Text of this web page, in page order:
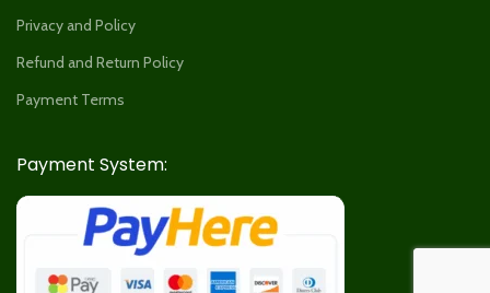
Privacy and Policy
Refund and Return Policy
Payment Terms
Payment System: